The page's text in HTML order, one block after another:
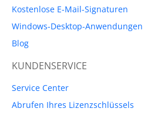
Kostenlose E-Mail-Signaturen
Windows-Desktop-Anwendungen
Blog
KUNDENSERVICE
Service Center
Abrufen Ihres Lizenzschlüssels